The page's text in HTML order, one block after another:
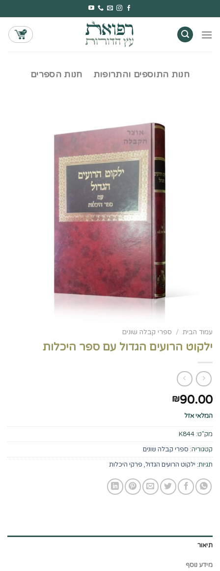
to
content
חנות התוספים והתרופות חנות הספרים
עמוד הבית / ספרי קבלה שונים
ילקוט הרועים הגדול עם ספר היכלות
₪90.00
המלאי אזל
מק"ט: K844
קטגוריה: ספרי קבלה שונים
תגיות: ילקוט הרועים הגדול, פרקי היכלות
תיאור
מידע נוסף